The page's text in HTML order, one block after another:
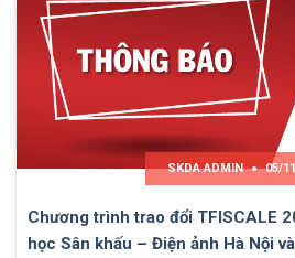
SKDA ADMIN 05/
Chương trình trao đổi TFISCALE
học Sân khấu – Điện ảnh Hà Nội